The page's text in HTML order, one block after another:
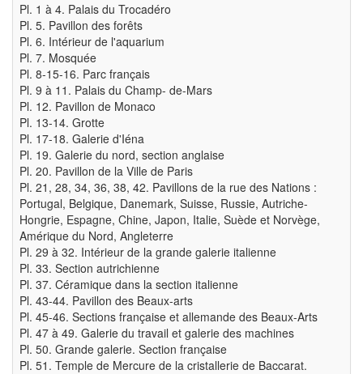
Pl. 1 à 4. Palais du Trocadéro
Pl. 5. Pavillon des forêts
Pl. 6. Intérieur de l'aquarium
Pl. 7. Mosquée
Pl. 8-15-16. Parc français
Pl. 9 à 11. Palais du Champ- de-Mars
Pl. 12. Pavillon de Monaco
Pl. 13-14. Grotte
Pl. 17-18. Galerie d'Iéna
Pl. 19. Galerie du nord, section anglaise
Pl. 20. Pavillon de la Ville de Paris
Pl. 21, 28, 34, 36, 38, 42. Pavillons de la rue des Nations :
Portugal, Belgique, Danemark, Suisse, Russie, Autriche-
Hongrie, Espagne, Chine, Japon, Italie, Suède et Norvège,
Amérique du Nord, Angleterre
Pl. 29 à 32. Intérieur de la grande galerie italienne
Pl. 33. Section autrichienne
Pl. 37. Céramique dans la section italienne
Pl. 43-44. Pavillon des Beaux-arts
Pl. 45-46. Sections française et allemande des Beaux-Arts
Pl. 47 à 49. Galerie du travail et galerie des machines
Pl. 50. Grande galerie. Section française
Pl. 51. Temple de Mercure de la cristallerie de Baccarat.